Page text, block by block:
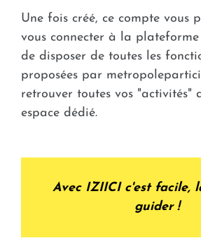
Une fois créé, ce compte vous
vous connecter à la
de disposer de toutes les
proposées par
retrouver toutes vos "activités"
espace dédié.
Avec IZIICI c'est facile,
guider !